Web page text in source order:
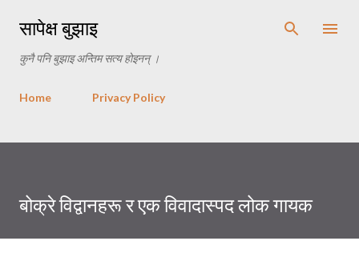
सापेक्ष बुझाइ
कुनै पनि बुझाइ अन्तिम सत्य होइनन् ।
Home Privacy Policy
बोक्रे विद्वानहरू र एक विवादास्पद लोक गायक